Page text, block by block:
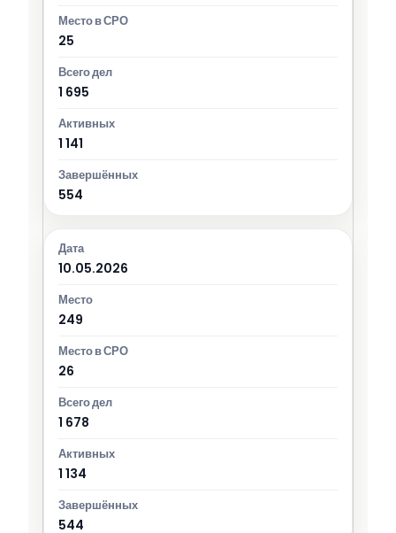
25
1 695
1 141
554
10.05.2026
249
26
1 678
1 134
544